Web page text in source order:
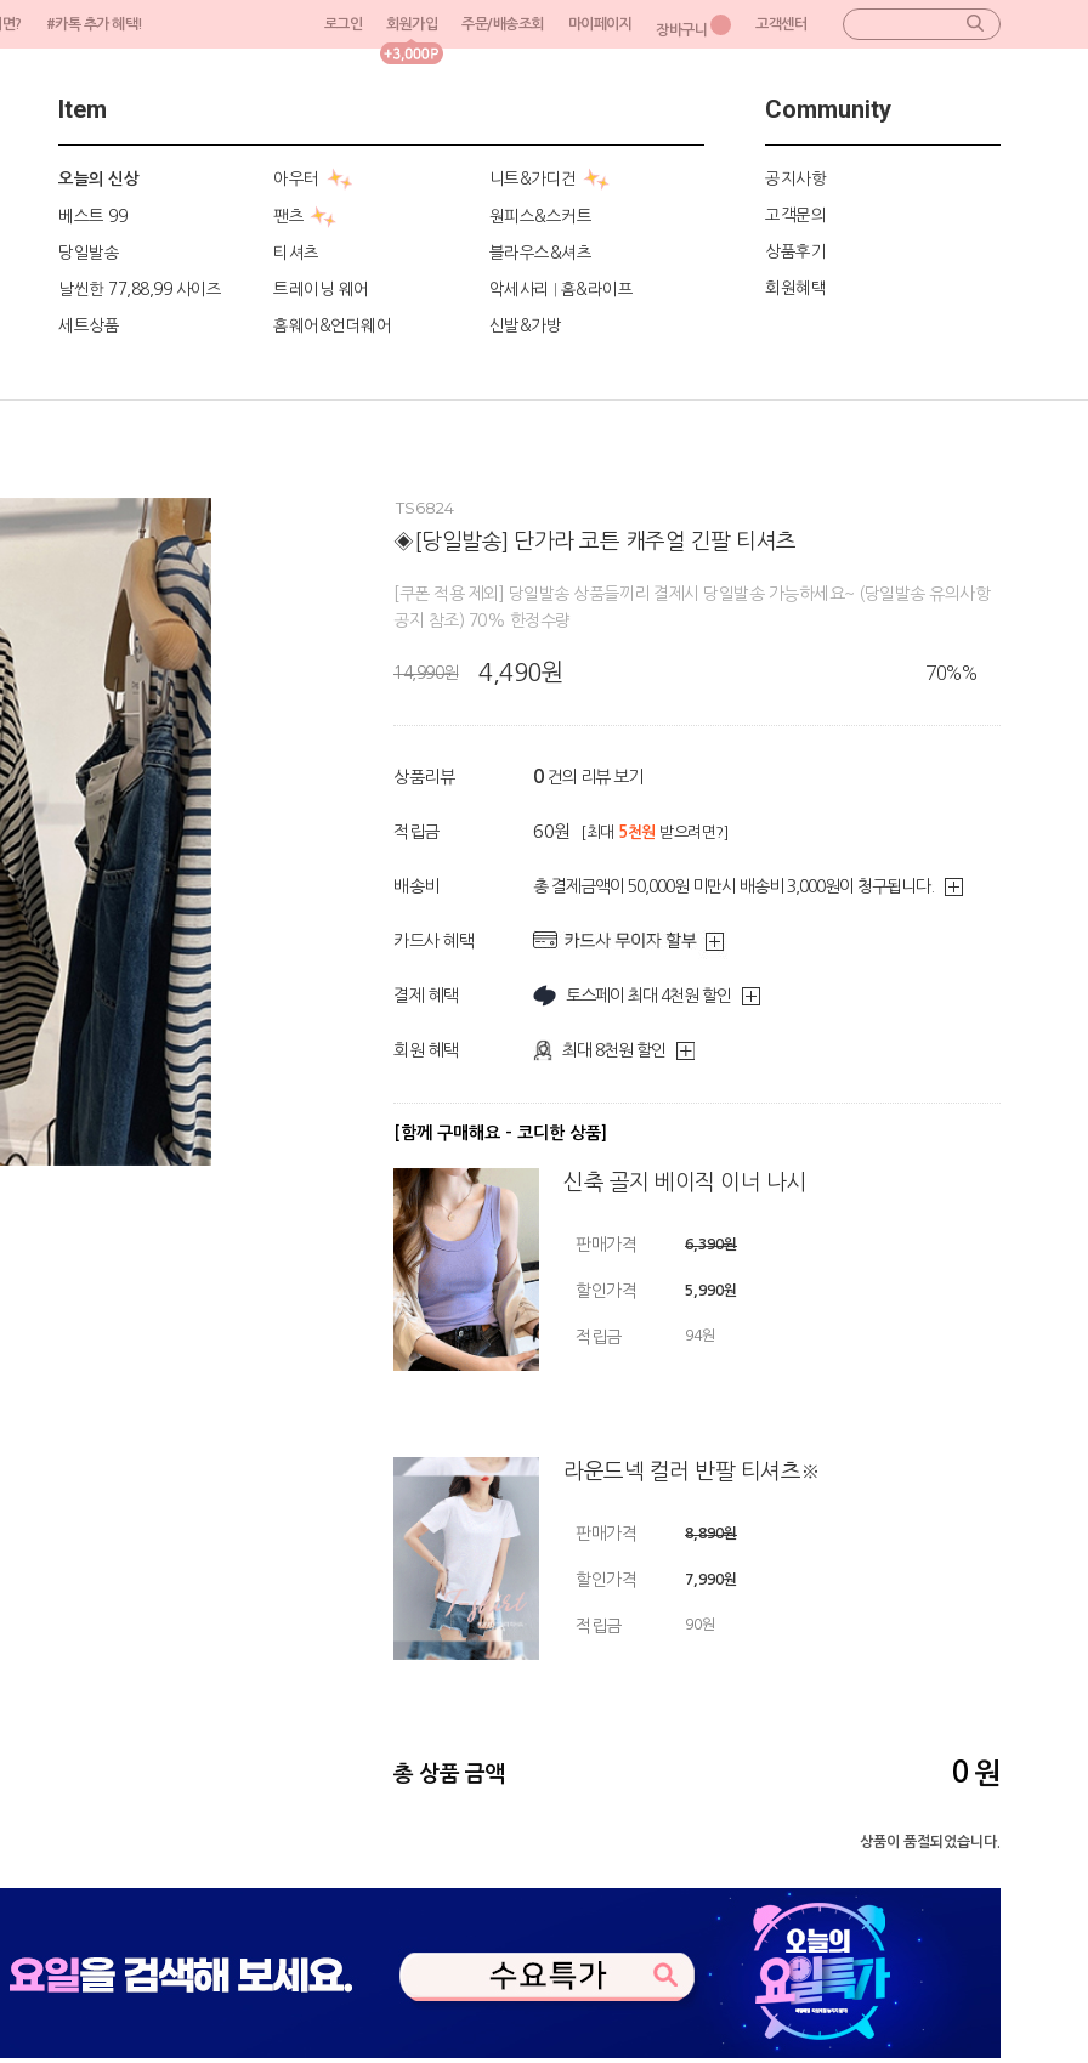
? #카톡 추가 혜택! 로그인 회원가입 주문/배송조회 마이페이지 장바구니 고객센터
Item
오늘의 신상 아우터 니트&가디건
베스트 99 팬츠 원피스&스커트
당일발송 티셔츠 블라우스&셔츠
날씬한 77,88,99 사이즈 트레이닝 웨어 악세사리 홈&라이프
세트상품 홈웨어&언더웨어 신발&가방
Community
공지사항
고객문의
상품후기
회원혜택
TS6824
◈[당일발송] 단가라 코튼 캐주얼 긴팔 티셔츠
[쿠폰 적용 제외] 당일발송 상품들끼리 결제시 당일발송 가능하세요~ (당일발송 유의사항
공지 참조) 70% 한정수량
14,990원 4,490원 70%%
상품리뷰 0 건의 리뷰 보기
적립금 60원 [최대 5천원 받으려면?]
배송비 총 결제금액이 50,000원 미만시 배송비 3,000원이 청구됩니다.
카드사 혜택
결제 혜택 토스페이 최대 4천원 할인
회원 혜택 최대 8천원 할인
[함께 구매해요 - 코디한 상품]
신축 골지 베이직 이너 나시
판매가격 6,390원
할인가격 5,990원
적립금 94원
라운드넥 컬러 반팔 티셔츠※
판매가격 8,890원
할인가격 7,990원
적립금 90원
총 상품 금액 0 원
상품이 품절되었습니다.